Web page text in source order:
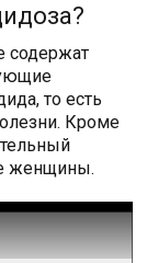
содержат
то есть
Кроме
женщины.